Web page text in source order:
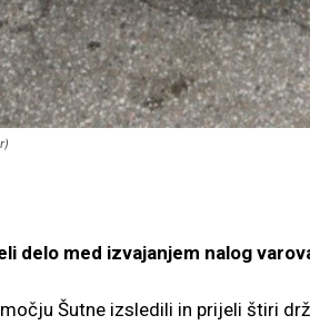
delo med izvajanjem nalog
Šutne izsledili in prijeli štiri